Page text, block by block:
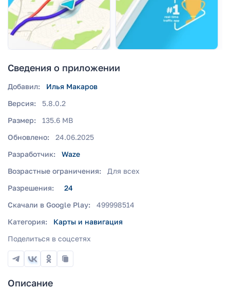
Сведения о приложении
Добавил:
Илья Макаров
Версия:
5.8.0.2
Размер:
135.6 MB
Обновлено:
24.06.2025
Разработчик:
Waze
Возрастные ограничения:
Для всех
Разрешения:
24
Скачали в Google Play:
499998514
Категория:
Карты и навигация
Поделиться в соцсетях
Описание